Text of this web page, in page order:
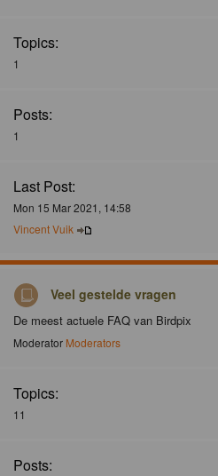
Topics:
1
Posts:
1
Last Post:
Mon 15 Mar 2021, 14:58
Vincent Vuik
Veel gestelde vragen
De meest actuele FAQ van Birdpix
Moderator Moderators
Topics:
11
Posts: